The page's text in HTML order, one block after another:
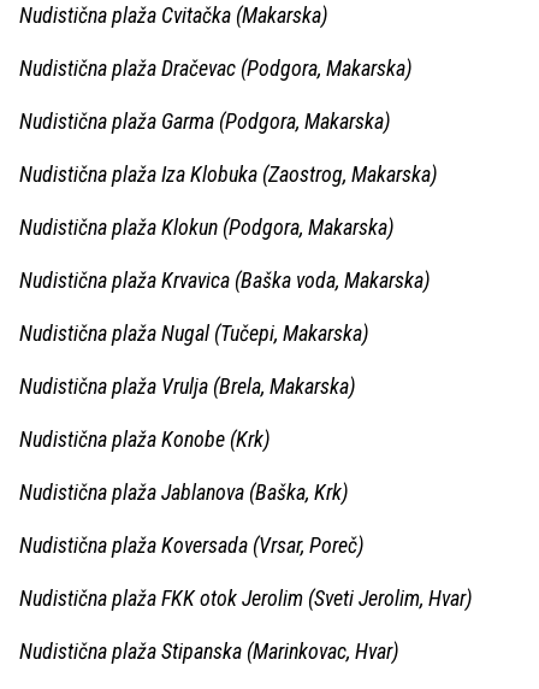
Nudistična plaža Cvitačka (Makarska)
Nudistična plaža Dračevac (Podgora, Makarska)
Nudistična plaža Garma (Podgora, Makarska)
Nudistična plaža Iza Klobuka (Zaostrog, Makarska)
Nudistična plaža Klokun (Podgora, Makarska)
Nudistična plaža Krvavica (Baška voda, Makarska)
Nudistična plaža Nugal (Tučepi, Makarska)
Nudistična plaža Vrulja (Brela, Makarska)
Nudistična plaža Konobe (Krk)
Nudistična plaža Jablanova (Baška, Krk)
Nudistična plaža Koversada (Vrsar, Poreč)
Nudistična plaža FKK otok Jerolim (Sveti Jerolim, Hvar)
Nudistična plaža Stipanska (Marinkovac, Hvar)